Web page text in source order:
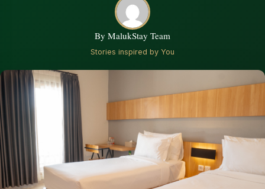
By MalukStay Team
Stories inspired by You